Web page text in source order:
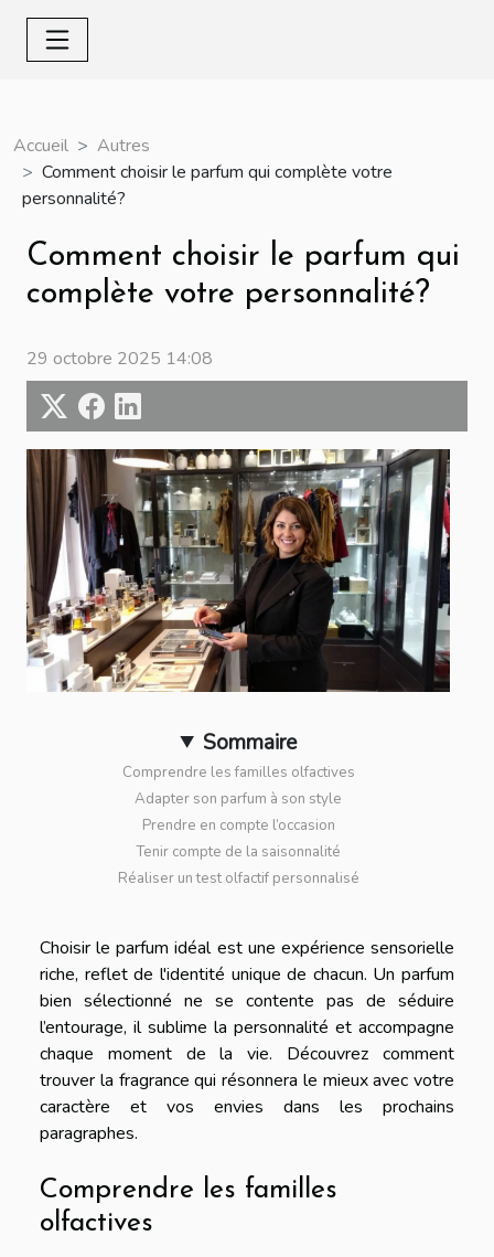
Accueil
Autres
Comment choisir le parfum qui complète votre
personnalité?
Comment choisir le parfum qui
complète votre personnalité?
29 octobre 2025 14:08
Sommaire
Comprendre les familles olfactives
Adapter son parfum à son style
Prendre en compte l’occasion
Tenir compte de la saisonnalité
Réaliser un test olfactif personnalisé
Choisir le parfum idéal est une expérience sensorielle
riche, reflet de l'identité unique de chacun. Un parfum
bien sélectionné ne se contente pas de séduire
l’entourage, il sublime la personnalité et accompagne
chaque moment de la vie. Découvrez comment
trouver la fragrance qui résonnera le mieux avec votre
caractère et vos envies dans les prochains
paragraphes.
Comprendre les familles
olfactives